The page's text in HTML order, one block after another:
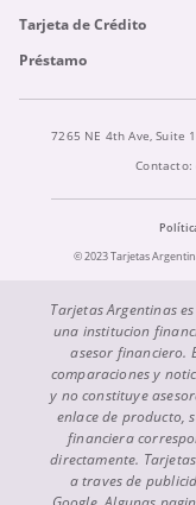
Tarjeta de Crédito
Préstamo
7265 NE 4th Ave, Suite
Contacto:
© 2023 Tarjetas
Tarjetas Argentinas
una institucion
asesor financiero.
comparaciones y
y no constituye
enlace de producto,
financiera
directamente.
a traves de